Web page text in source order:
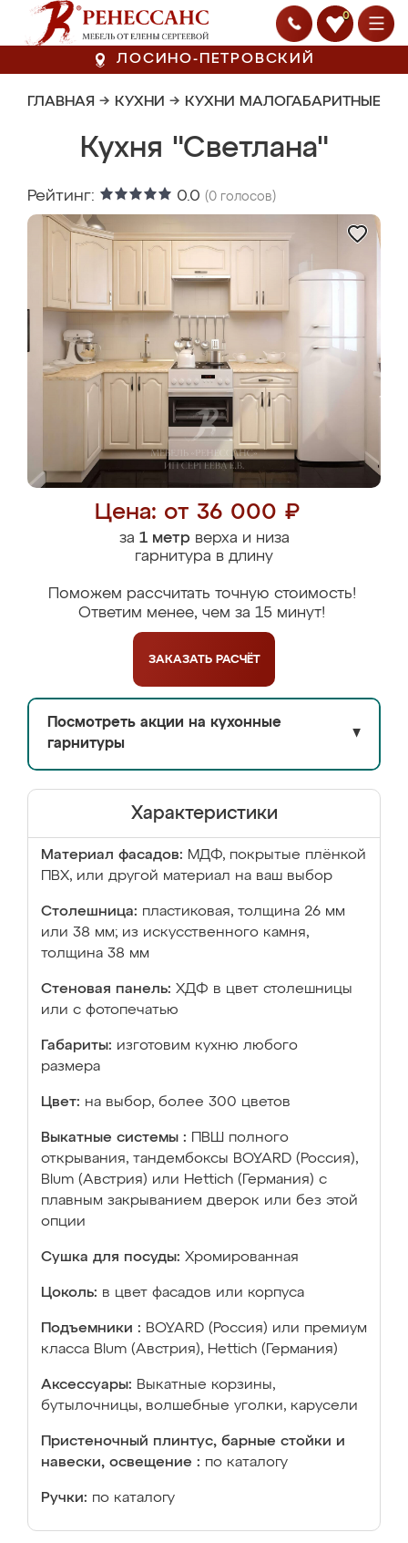
0
ЛОСИНО-ПЕТРОВСКИЙ
ГЛАВНАЯ → КУХНИ → КУХНИ МАЛОГАБАРИТНЫЕ
Кухня "Светлана"
Рейтинг: 0.0 (0 голосов)
Цена: от 36 000 ₽
за 1 метрверха и низа
гарнитура в длину
Поможем рассчитать точную стоимость!
Ответим менее, чем за 15 минут!
ЗАКАЗАТЬ РАСЧЁТ
Посмотреть акции на кухонные
гарнитуры
▼
Характеристики
Материал фасадов: МДФ, покрытые плёнкой
ПВХ, или другой материал на ваш выбор
Столешница: пластиковая, толщина 26 мм
или 38 мм; из искусственного камня,
толщина 38 мм
Стеновая панель: ХДФ в цвет столешницы
или с фотопечатью
Габариты: изготовим кухню любого
размера
Цвет: на выбор, более 300 цветов
Выкатные системы :
ПВШ полного
открывания, тандембоксы BOYARD (Россия),
Blum (Австрия) или Hettich (Германия) с
плавным закрыванием дверок или без этой
опции
Сушка для посуды: Хромированная
Цоколь: в цвет фасадов или корпуса
Подъемники : BOYARD (Россия) или премиум
класса Blum (Австрия), Hettich (Германия)
Аксессуары: Выкатные корзины,
бутылочницы, волшебные уголки, карусели
Пристеночный плинтус, барные стойки и
навески, освещение : по каталогу
Ручки: по каталогу